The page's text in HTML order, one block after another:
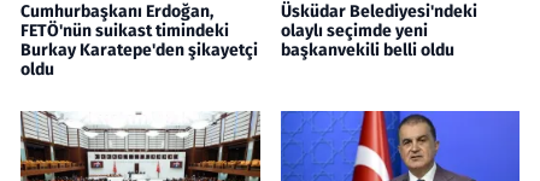
Cumhurbaşkanı Erdoğan,
FETÖ'nün suikast timindeki
Burkay Karatepe'den şikayetçi
oldu
Üsküdar Belediyesi'ndeki
olaylı seçimde yeni
başkanvekili belli oldu